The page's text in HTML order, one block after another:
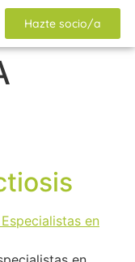
Hazte socio/a